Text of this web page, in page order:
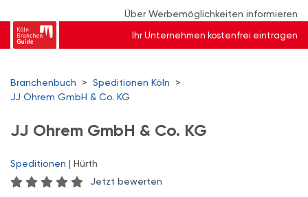
Über Werbemöglichkeiten informieren
Ihr Unternehmen kostenfrei eintragen
Branchenbuch > Speditionen Köln
>
JJ Ohrem GmbH & Co. KG
JJ Ohrem GmbH & Co. KG
Speditionen | Hürth
Jetzt bewerten